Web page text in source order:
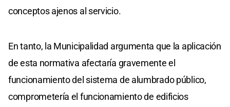
conceptos ajenos al servicio.
En tanto, la Municipalidad argumenta que la aplicación
de esta normativa afectaría gravemente el
funcionamiento del sistema de alumbrado público,
comprometería el funcionamiento de edificios